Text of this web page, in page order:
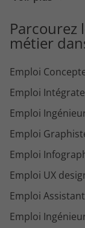
Emploi
Parcourez
métier
Emploi
Emploi
Emploi
Emploi
Emploi
Emploi UX
Emploi
Emploi